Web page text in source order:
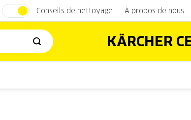
Conseils de nettoyage À propos de nous
KÄRCHER